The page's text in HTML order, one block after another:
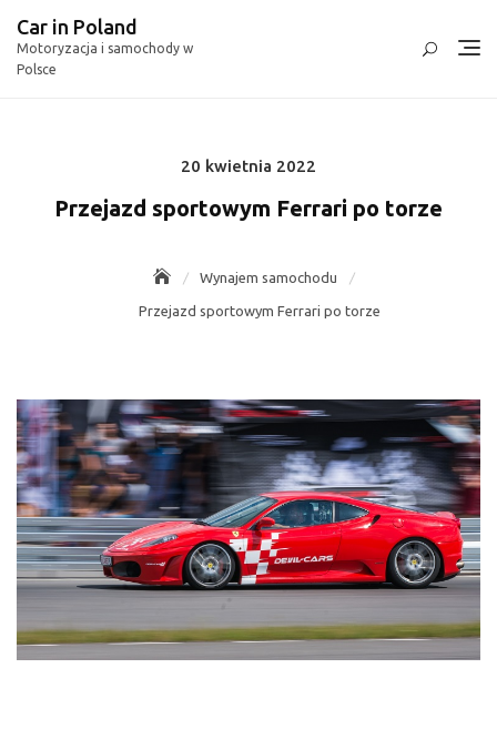
content
Car in Poland
Motoryzacja i samochody w
Polsce
Posted
20 kwietnia 2022
Przejazd sportowym Ferrari po torze
Wynajem samochodu
Przejazd sportowym Ferrari po torze